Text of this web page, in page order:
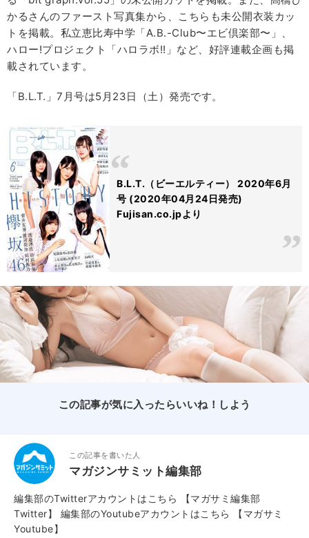
かるさんのファースト写真集から、こちらも未公開衣装カッ
トを掲載。私立恵比寿中学「A.B.-Club〜エビ倶楽部〜」、
ハロー!プロジェクト「ハロラボ!!」など、好評連載企画も掲
載されています。
「B.L.T.」7月号は5月23日（土）発売です。
B.L.T.（ビーエルティー） 2020年6月
号 (2020年04月24日発売)
Fujisan.co.jpより
この記事が気に入ったらいいね！しよう
この記事を書いた人
マガジンサミット編集部
編集部のTwitterアカウントはこちら
【マガサミ編集部
Twitter】
編集部のYoutubeアカウントはこちら
【マガサミ
Youtube】